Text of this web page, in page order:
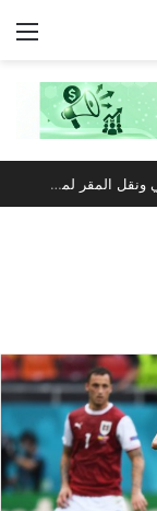
سلطنة عُمان تفوز برئاسة الاتحاد العربي للهوكي ونقل المقر لمسقط